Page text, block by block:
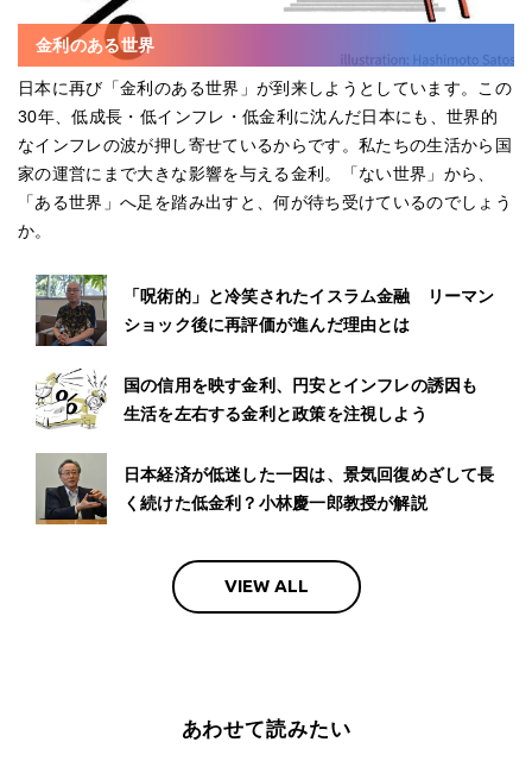
金利のある世界
日本に再び「金利のある世界」が到来しようとしています。この
30年、低成長・低インフレ・低金利に沈んだ日本にも、世界的
なインフレの波が押し寄せているからです。私たちの生活から国
家の運営にまで大きな影響を与える金利。「ない世界」から、
「ある世界」へ足を踏み出すと、何が待ち受けているのでしょう
か。
「呪術的」と冷笑されたイスラム金融 リーマン
ショック後に再評価が進んだ理由とは
国の信用を映す金利、円安とインフレの誘因も
生活を左右する金利と政策を注視しよう
日本経済が低迷した一因は、景気回復めざして長
く続けた低金利？小林慶一郎教授が解説
VIEW ALL
あわせて読みたい